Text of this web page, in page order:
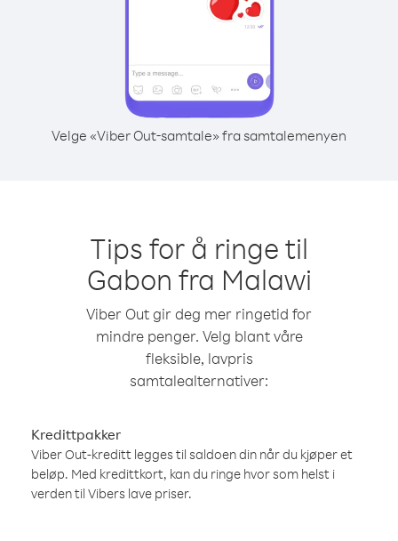
Velge «Viber Out-samtale» fra samtalemenyen
Tips for å ringe til
Gabon fra Malawi
Viber Out gir deg mer ringetid for
mindre penger. Velg blant våre
fleksible, lavpris
samtalealternativer:
Kredittpakker
Viber Out-kreditt legges til saldoen din når du kjøper et
beløp. Med kredittkort, kan du ringe hvor som helst i
verden til Vibers lave priser.